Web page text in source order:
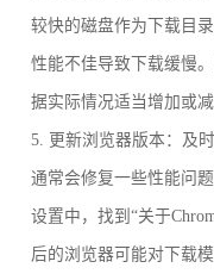
较快的磁盘作为下载目
性能不佳导致下载缓慢
据实际情况适当增加或
5. 更新浏览器版本：及
通常会修复一些性能问
设置中，找到“关于
后的浏览器可能对下载